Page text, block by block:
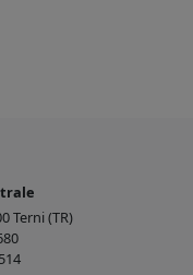
Terni (TR)